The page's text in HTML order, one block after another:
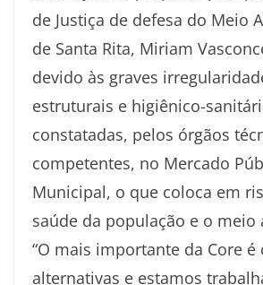
de Justiça de defesa do Meio
de Santa Rita, Miriam
devido às graves
estruturais e higiênico-
constatadas, pelos órgãos
competentes, no Mercado
Municipal, o que coloca em
saúde da população e o meio
“O mais importante da Core é
alternativas e estamos